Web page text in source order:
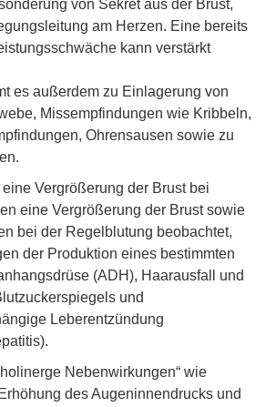
von Sekret aus der Brust,
am Herzen. Eine bereits
kann verstärkt
es außerdem zu Einlagerung von
Missempfindungen wie Kribbeln,
Ohrensausen sowie zu
Vergrößerung der Brust bei
eine Vergrößerung der Brust sowie
bei der Regelblutung beobachtet,
der Produktion eines bestimmten
(ADH), Haarausfall und
und
Leberentzündung
Nebenwirkungen“ wie
des Augeninnendrucks und